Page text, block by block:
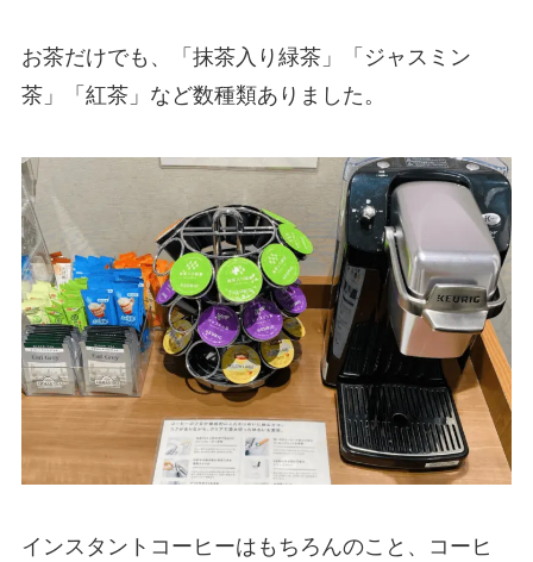
お茶だけでも、「抹茶入り緑茶」「ジャスミン
茶」「紅茶」など数種類ありました。
インスタントコーヒーはもちろんのこと、コーヒ